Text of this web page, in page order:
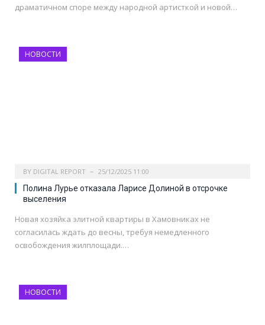
драматичном споре между народной артисткой и новой…
НОВОСТИ
BY DIGITAL REPORT 25/12/2025 11:00
Полина Лурье отказала Ларисе Долиной в отсрочке
выселения
Новая хозяйка элитной квартиры в Хамовниках не
согласилась ждать до весны, требуя немедленного
освобождения жилплощади.…
НОВОСТИ